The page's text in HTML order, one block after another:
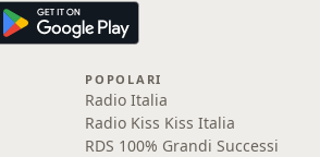
POPOLARI
Radio Italia
Radio Kiss Kiss Italia
RDS 100% Grandi Successi